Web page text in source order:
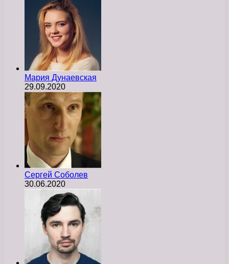
Мария Дунаевская
29.09.2020
Сергей Соболев
30.06.2020